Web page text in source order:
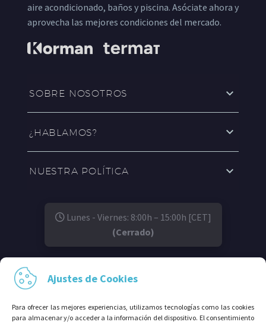
Ajustes de Cookies
Para ofrecer las mejores experiencias, utilizamos tecnologías como las cookies
para almacenar y/o acceder a la información del dispositivo. El consentimiento
aire acondicionado, baños y piscina. Asóciate ahora y
aprovecha las mejores condiciones del mercado.
SOBRE NOSOTROS
¿HABLAMOS?
NUESTRA POLÍTICA
Lunes - Viernes: 8:00h – 15:00h [CET]
(Cerrado)